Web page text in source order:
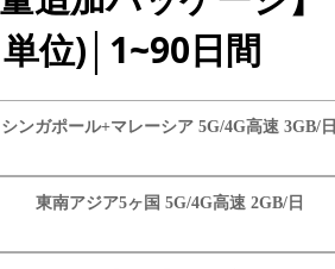
位)│1~90日間
シンガポール+マレーシア 5G/4G高速 3GB/日
東南アジア5ヶ国 5G/4G高速 2GB/日